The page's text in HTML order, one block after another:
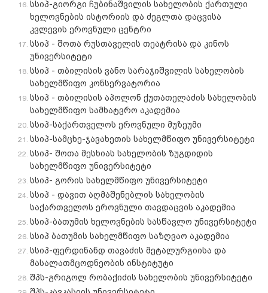
სსიპ-გიორგი ჩუბინაშვილის სახელობის ქართული
ხელოვნების ისტორიის და ძეგლთა დაცვისა
კვლევის ეროვნული ცენტრი
სსიპ - შოთა რუსთაველის თეატრისა და კინოს
უნივერსიტეტი
სსიპ - თბილისის ვანო სარაჯიშვილის სახელობის
სახელმწიფო კონსერვატორია
სსიპ - თბილისის აპოლონ ქუთათელაძის სახელობის
სახელმწიფო სამხატვრო აკადემია
სსიპ-საქართველოს ეროვნული მუზეუმი
სსიპ-სამცხე-ჯავახეთის სახელმწიფო უნივერსიტეტი
სსიპ- შოთა მესხიას სახელობის ზუგდიდის
სახელმწიფო უნივერსიტეტი
სსიპ- გორის სახელმწიფო უნივერსიტეტი
სსიპ - დავით აღმაშენებლის სახელობის
საქართველოს ეროვნული თავდაცვის აკადემია
სსიპ-ბათუმის ხელოვნების სასწავლო უნივერსიტეტი
სსიპ ბათუმის სახელმწიფო საზღვაო აკადემია
სსიპ-ფერდინანდ თავაძის მეტალურგიისა და
მასალათმცოდნეობის ინსტიტუტი
შპს-გრიგოლ რობაქიძის სახელობის უნივერსიტეტი